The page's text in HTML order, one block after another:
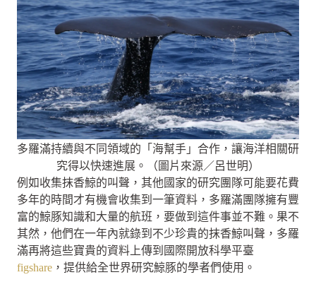
多羅滿持續與不同領域的「海幫手」合作，讓海洋相關研
究得以快速進展。（圖片來源／呂世明）
例如收集抹香鯨的叫聲，其他國家的研究團隊可能要花費
多年的時間才有機會收集到一筆資料，多羅滿團隊擁有豐
富的鯨豚知識和大量的航班，要做到這件事並不難。果不
其然，他們在一年內就錄到不少珍貴的抹香鯨叫聲，多羅
滿再將這些寶貴的資料上傳到國際開放科學平臺
figshare ，提供給全世界研究鯨豚的學者們使用。